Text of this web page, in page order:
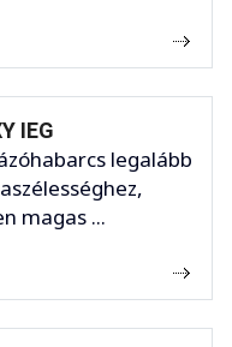
IEG
legalább
magas ...